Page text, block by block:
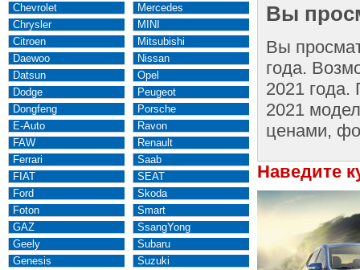
Chevrolet
Chrysler
Citroen
Daewoo
Datsun
Dodge
Dongfeng
E-Auto
FAW
Ferrari
FIAT
Ford
Foton
GAZ
Geely
Genesis
Mercedes
MINI
Mitsubishi
Nissan
Opel
Peugeot
Porsche
Ravon
Renault
Saab
SEAT
Skoda
Smart
SsangYong
Subaru
Suzuki
Вы
Вы
года.
2021 года.
2021
ценами,
Наведите